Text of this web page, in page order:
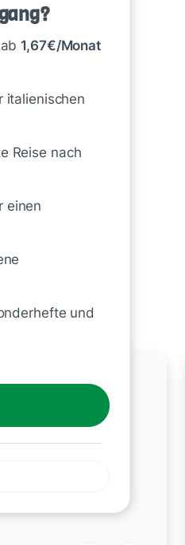
1,67€/Monat
italienischen
Reise nach
einen
und